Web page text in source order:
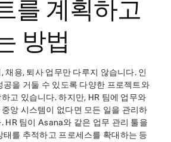
를 계획하고
방법
채용, 퇴사 업무만 다루지 않습니다. 인
공을 거둘 수 있도록 다양한 프로젝트와
고 있습니다. 하지만, HR 팀에 업무와
앙 시스템이 없다면 모든 일을 관리하
HR 팀이 Asana와 같은 업무 관리 툴을
태를 추적하고 프로세스를 확대하는 등